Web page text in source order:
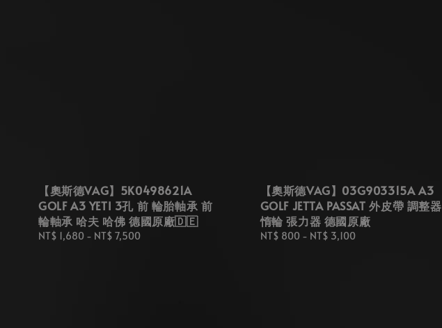
【奧斯德VAG】5K0498621A
GOLF A3 YETI 3孔 前 輪胎軸承 前
輪軸承 哈夫 哈佛 德國原廠🇩🇪
Regular
NT$ 1,680 - NT$ 7,500
【奧斯德VAG】03G903315A A3
GOLF JETTA PASSAT 外皮帶 調整器
惰輪 張力器 德國原廠
Regular
NT$ 800- NT$ 3,100